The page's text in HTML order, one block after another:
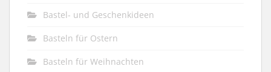
Bastel- und Geschenkideen
Basteln für Ostern
Basteln für Weihnachten